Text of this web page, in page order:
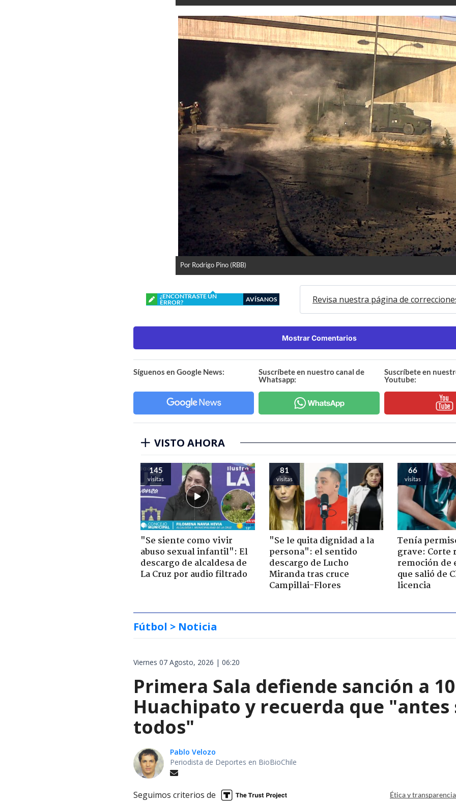
Por Rodrigo Pino (RBB)
¿ENCONTRASTE UN
ERROR?
AVÍSANOS Revisa nuestra página de
Mostrar Comentarios
Síguenos en Google News:
Suscríbete en nuestro canal de
Whatsapp:
Suscríbete en
Youtube:
VISTO AHORA
145
visitas
"Se siente como vivir
abuso sexual infantil": El
descargo de alcaldesa de
La Cruz por audio filtrado
81
visitas
"Se le quita dignidad a la
persona": el sentido
descargo de Lucho
Miranda tras cruce
Campillai-Flores
66
visitas
Tenía
grave: Corte
remoción de
que salió de
licencia
Fútbol > Noticia
Viernes 07 Agosto, 2026 | 06:20
Primera Sala defiende sanción a
Huachipato y recuerda que "antes
todos"
Pablo Velozo
Periodista de Deportes en BioBioChile
Seguimos criterios de Ética y